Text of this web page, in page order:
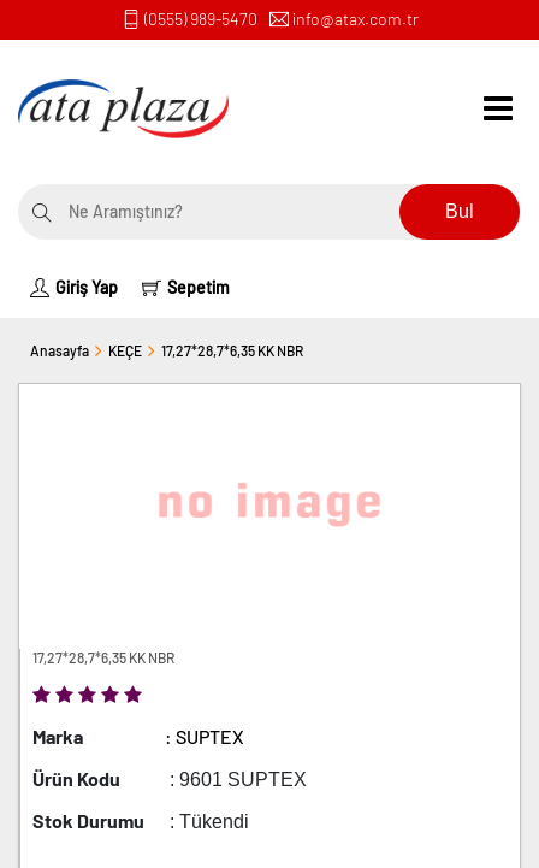
(0555) 989-5470 info@atax.com.tr
Bul
Giriş Yap Sepetim
Anasayfa KEÇE 17,27*28,7*6,35 KK NBR
17,27*28,7*6,35 KK NBR
Marka
: SUPTEX
Ürün Kodu
: 9601 SUPTEX
Stok Durumu : Tükendi